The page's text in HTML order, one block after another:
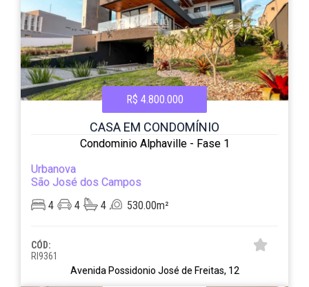
R$ 4.800.000
CASA EM CONDOMÍNIO
Condominio Alphaville - Fase 1
Urbanova
São José dos Campos
4
4 4 530.00m²
CÓD:
RI9361
Avenida Possidonio José de Freitas, 12